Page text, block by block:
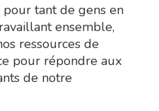
tant de gens en
ensemble,
ressources de
pour répondre aux
de notre